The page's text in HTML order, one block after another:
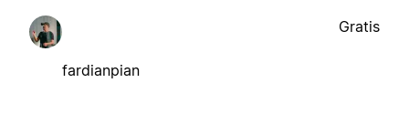
fardianpian
Gratis